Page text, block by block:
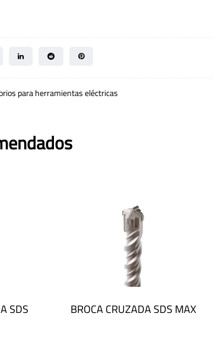
para herramientas eléctricas
SDS
BROCA CRUZADA SDS MAX